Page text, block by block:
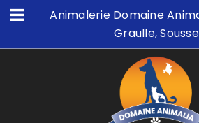
Animalerie Domaine
Graulle, Sousse